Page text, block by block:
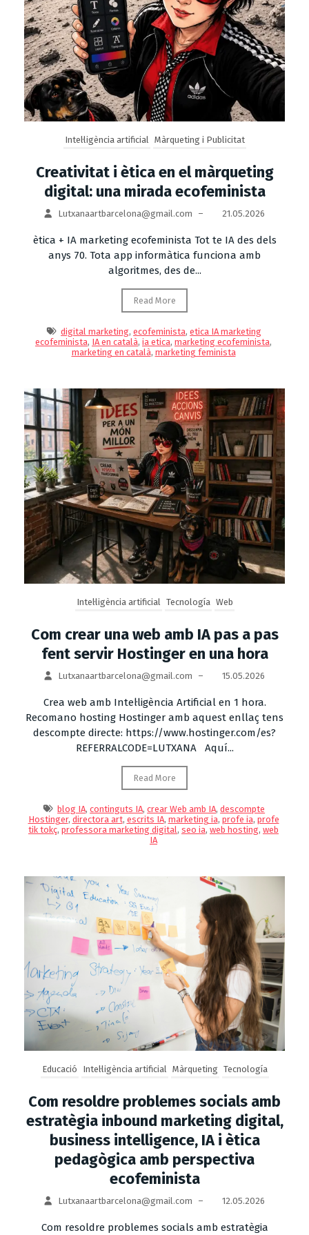
Intel·ligència artificial Màrqueting i Publicitat
Creativitat i ètica en el màrqueting
digital: una mirada ecofeminista
Lutxanaartbarcelona@gmail.com – 21.05.2026
ètica + IA marketing ecofeminista Tot te IA des dels
anys 70. Tota app informàtica funciona amb
algoritmes, des de...
Read More
digital marketing,ecofeminista,etica IA marketing
ecofeminista, IA en català, ia etica, marketing ecofeminista,
marketing en català, marketing feminista
Intel·ligència artificial Tecnología Web
Com crear una web amb IA pas a pas
fent servir Hostinger en una hora
Lutxanaartbarcelona@gmail.com – 15.05.2026
Crea web amb Intel·ligència Artificial en 1 hora.
Recomano hosting Hostinger amb aquest enllaç tens
descompte directe: https://www.hostinger.com/es?
REFERRALCODE=LUTXANA Aquí...
Read More
blog IA,continguts IA,crear Web amb IA,descompte
Hostinger, directora art, escrits IA, marketing ia, profe ia, profe
tik tokç, professora marketing digital, seo ia, web hosting, web
IA
Educació Intel·ligència artificial Màrqueting Tecnología
Com resoldre problemes socials amb
estratègia inbound marketing digital,
business intelligence, IA i ètica
pedagògica amb perspectiva
ecofeminista
Lutxanaartbarcelona@gmail.com – 12.05.2026
Com resoldre problemes socials amb estratègia